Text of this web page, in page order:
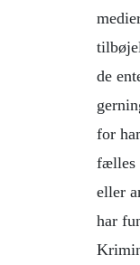
de
for
fælles
eller
har